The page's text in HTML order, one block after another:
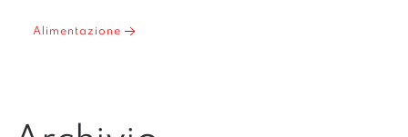
Alimentazione